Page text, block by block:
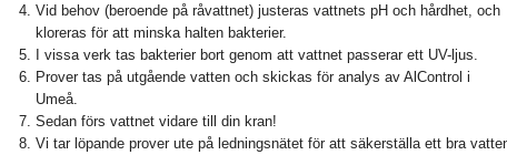
Vid behov (beroende på råvattnet) justeras vattnets pH och hårdhet, och
kloreras för att minska halten bakterier.
I vissa verk tas bakterier bort genom att vattnet passerar ett UV-ljus.
Prover tas på utgående vatten och skickas för analys av AlControl i
Umeå.
Sedan förs vattnet vidare till din kran!
Vi tar löpande prover ute på ledningsnätet för att säkerställa ett bra